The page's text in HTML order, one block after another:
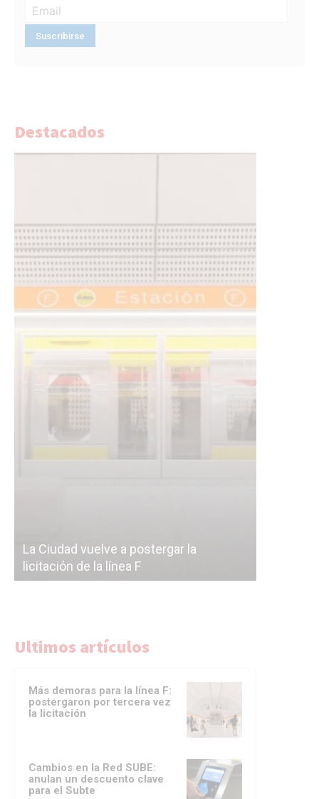
Destacados
La Ciudad vuelve a postergar la
licitación de la línea F
Ultimos artículos
Más demoras para la línea F:
postergaron por tercera vez
la licitación
Cambios en la Red SUBE:
anulan un descuento clave
para el Subte